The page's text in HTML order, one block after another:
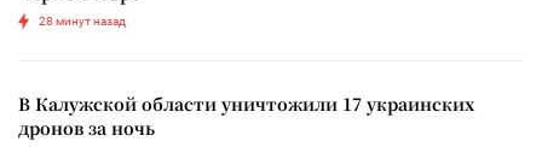
28 минут назад
В Калужской области уничтожили 17 украинских
дронов за ночь